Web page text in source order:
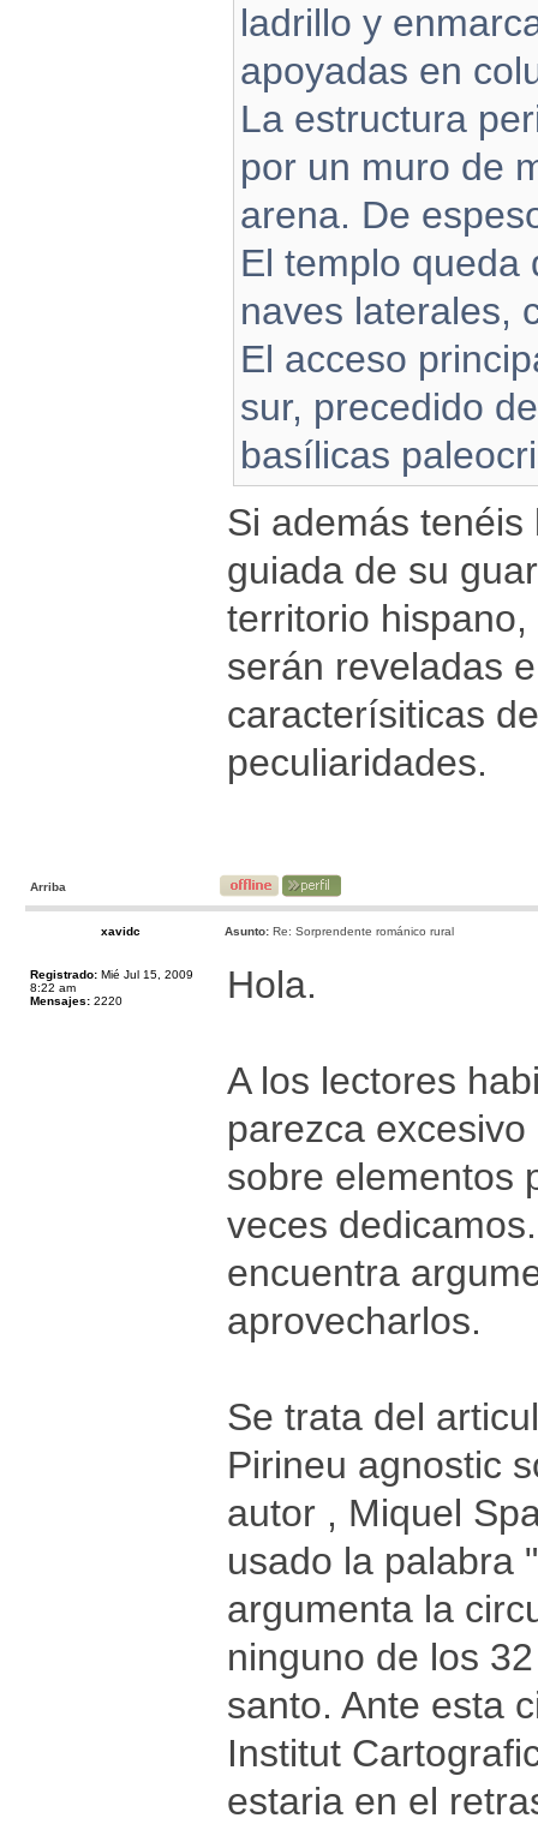
ladrillo y
apoyadas en
La estructura
por un muro de
arena. De
El templo queda
naves laterales,
El acceso
sur, precedido
basílicas
Si además
guiada de su
territorio
serán reveladas
caracterísiticas
peculiaridades.
Arriba
xavidc Asunto: Re: Sorprendente románico rural
Registrado: Mié Jul 15, 2009
8:22 am
Mensajes: 2220 Hola.
A los lectores
parezca
sobre elementos
veces
encuentra
aprovecharlos.
Se trata del
Pirineu agnostic
autor , Miquel
usado la palabra
argumenta la
ninguno de los
santo. Ante esta
Institut
estaria en el